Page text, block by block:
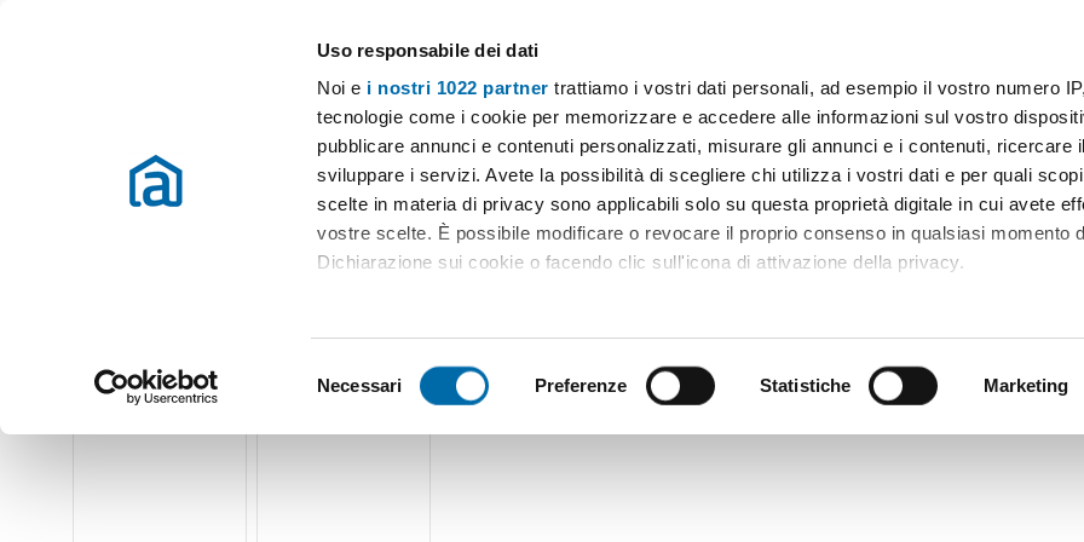
Uso responsabile dei dati
Noi e i nostri 1022 partner trattiamo i vostri dati personali, ad esempio il vostro numero
tecnologie come i cookie per memorizzare e accedere alle informazioni sul vostro
pubblicare annunci e contenuti personalizzati, misurare gli annunci e i contenuti, ricercare
sviluppare i servizi. Avete la possibilità di scegliere chi utilizza i vostri dati e per quali
scelte in materia di privacy sono applicabili solo su questa proprietà digitale in cui avete
vostre scelte. È possibile modificare o revocare il proprio consenso in qualsiasi momento
Dichiarazione sui cookie o facendo clic sull'icona di attivazione della privacy.
Identificare il tuo dispositivo, scansionandolo attivamente alla ricerca di caratteristiche
(impronte digitali).
e
Necessari Preferenze Statistiche Marketing
Case e appartamenti in affitto in tutta Italia
Scegli la zona Prezzo Superficie Locali Più filtri - 2
Affitto Roma Appartamenti Affitto Roma Monolocali affitto luiss Roma
(24 immobili) Ordine Mioaffitto